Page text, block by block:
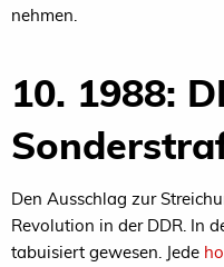
nehmen.
10. 1988:
Den Ausschlag zur
Revolution in der DDR. In
tabuisiert gewesen. Jede